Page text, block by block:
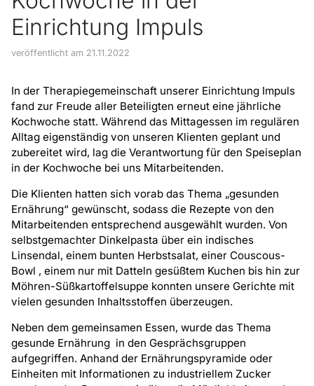
Einrichtung Impuls
veröffentlicht am 21.11.2022
In der Therapiegemeinschaft unserer Einrichtung Impuls
fand zur Freude aller Beteiligten erneut eine jährliche
Kochwoche statt. Während das Mittagessen im regulären
Alltag eigenständig von unseren Klienten geplant und
zubereitet wird, lag die Verantwortung für den Speiseplan
in der Kochwoche bei uns Mitarbeitenden.
Die Klienten hatten sich vorab das Thema „gesunden
Ernährung“ gewünscht, sodass die Rezepte von den
Mitarbeitenden entsprechend ausgewählt wurden. Von
selbstgemachter Dinkelpasta über ein indisches
Linsendal, einem bunten Herbstsalat, einer Couscous-
Bowl , einem nur mit Datteln gesüßtem Kuchen bis hin zur
Möhren-Süßkartoffelsuppe konnten unsere Gerichte mit
vielen gesunden Inhaltsstoffen überzeugen.
Neben dem gemeinsamen Essen, wurde das Thema
gesunde Ernährung in den Gesprächsgruppen
aufgegriffen. Anhand der Ernährungspyramide oder
Einheiten mit Informationen zu industriellem Zucker